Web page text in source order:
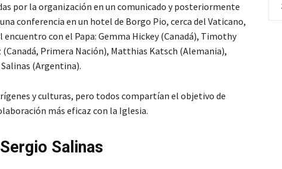
por la organización en un comunicado y posteriormente
conferencia en un hotel de Borgo Pio, cerca del Vaticano,
con el Papa: Gemma Hickey (Canadá), Timothy
(Canadá, Primera Nación), Matthias Katsch (Alemania),
(Argentina).
y culturas, pero todos compartían el objetivo de
más eficaz con la Iglesia.
Salinas